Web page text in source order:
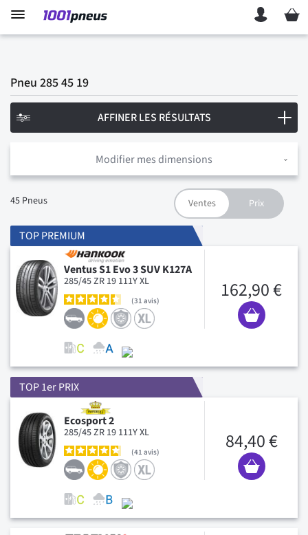
Mon
Pneu 285 45 19
Modifier mes dimensions
45 Pneus
TOP PREMIUM
Ventus S1 Evo 3 SUV K127A
285/45 ZR 19 111Y XL
31 avis 162,90 €
TOP 1er PRIX
Ecosport 2
285/45 ZR 19 111Y XL
41 avis 84,40 €
AFFINER LES RÉSULTATS